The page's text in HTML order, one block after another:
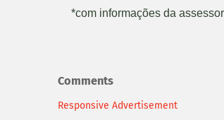
*com informações da
Comments
Responsive Advertisement